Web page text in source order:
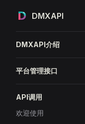
Skip to content
DMXAPI
DMXAPI介绍
平台管理接口
API调用
欢迎使用